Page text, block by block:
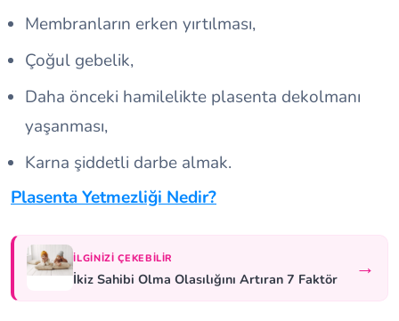
Membranların erken yırtılması,
Çoğul gebelik,
Daha önceki hamilelikte plasenta dekolmanı
yaşanması,
Karna şiddetli darbe almak.
Plasenta Yetmezliği Nedir?
İLGINIZI ÇEKEBILIR
İkiz Sahibi Olma Olasılığını Artıran 7 Faktör →